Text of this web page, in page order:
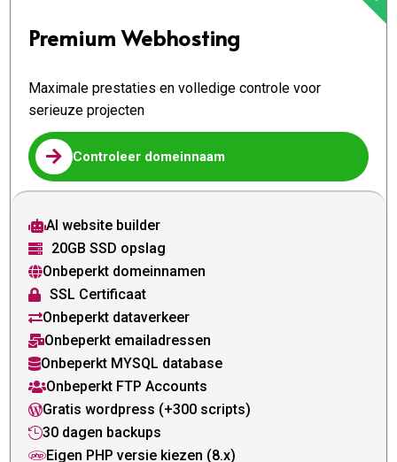
Premium Webhosting
Maximale prestaties en volledige controle voor
serieuze projecten
 Controleer domeinnaam
AI website builder
 20GB SSD opslag
Onbeperkt domeinnamen
 SSL Certificaat
Onbeperkt dataverkeer
Onbeperkt emailadressen
Onbeperkt MYSQL database
Onbeperkt FTP Accounts
Gratis wordpress (+300 scripts)
30 dagen backups
Eigen PHP versie kiezen (8.x)